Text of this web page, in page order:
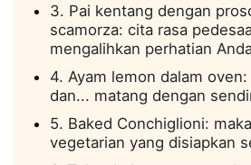
3. Pai kentang dengan
scamorza: cita rasa
mengalihkan perhatian
4. Ayam lemon dalam
dan... matang dengan
5. Baked Conchiglioni:
vegetarian yang disiapkan